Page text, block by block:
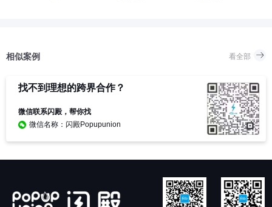
相似案例 看全部
找不到理想的跨界合作？
微信联系闪殿，帮你找
微信名称：闪殿Popupunion